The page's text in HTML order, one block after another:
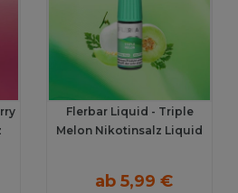
Flerbar Liquid - Triple
Melon Nikotinsalz Liquid
ab 5,99 €